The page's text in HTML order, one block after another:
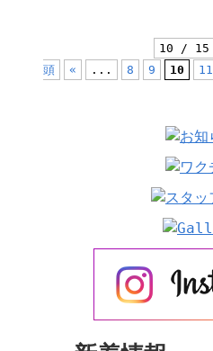
10 / 15
頭
« ... 8 9 10 11